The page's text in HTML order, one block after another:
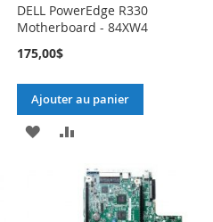
DELL PowerEdge R330
Motherboard - 84XW4
175,00$
Ajouter au panier
AJOUTER
COMPARATEUR